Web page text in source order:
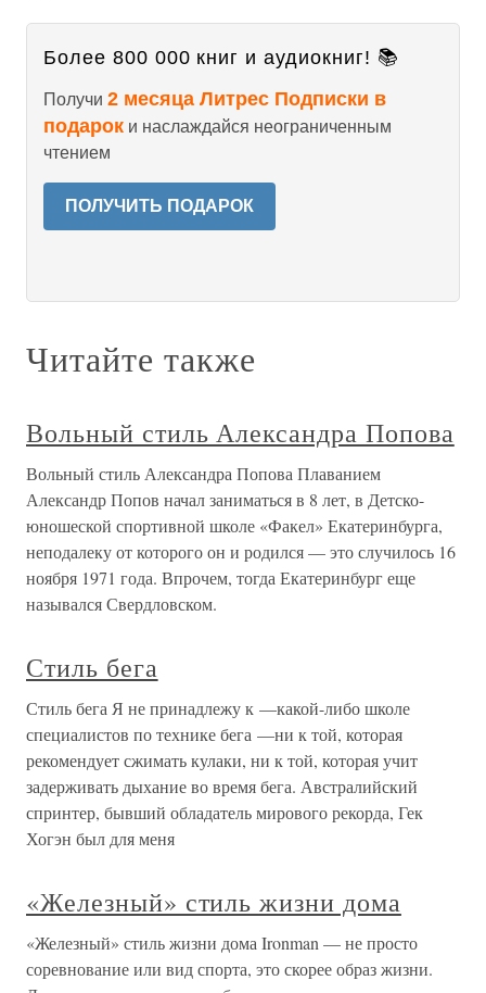
Более 800 000 книг и аудиокниг! 📚
Получи 2 месяца Литрес Подписки в
подарок и наслаждайся неограниченным
чтением
ПОЛУЧИТЬ ПОДАРОК
Читайте также
Вольный стиль Александра Попова
Вольный стиль Александра Попова Плаванием
Александр Попов начал заниматься в 8 лет, в Детско-
юношеской спортивной школе «Факел» Екатеринбурга,
неподалеку от которого он и родился — это случилось 16
ноября 1971 года. Впрочем, тогда Екатеринбург еще
назывался Свердловском.
Стиль бега
Стиль бега Я не принадлежу к —какой-либо школе
специалистов по технике бега —ни к той, которая
рекомендует сжимать кулаки, ни к той, которая учит
задерживать дыхание во время бега. Австралийский
спринтер, бывший обладатель мирового рекорда, Гек
Хогэн был для меня
«Железный» стиль жизни дома
«Железный» стиль жизни дома Ironman — не просто
соревнование или вид спорта, это скорее образ жизни.